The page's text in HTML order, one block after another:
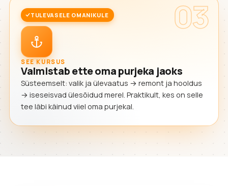
03
TULEVASELE OMANIKULE
SEE KURSUS
Valmistab ette oma purjeka jaoks
Süsteemselt: valik ja ülevaatus → remont ja hooldus
→ iseseisvad ülesõidud merel. Praktikult, kes on selle
tee läbi käinud viiel oma purjekal.